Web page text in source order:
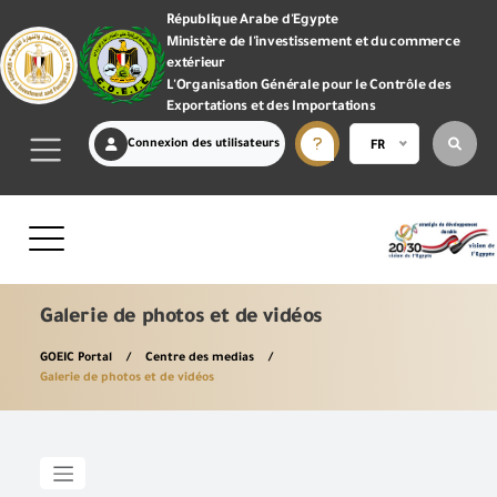
République Arabe d'Egypte
Ministère de l'investissement et du commerce
extérieur
L'Organisation Générale pour le Contrôle des
Exportations et des Importations
Connexion des utilisateurs FR
Galerie de photos et de vidéos
GOEIC Portal
Centre des medias
Galerie de photos et de vidéos